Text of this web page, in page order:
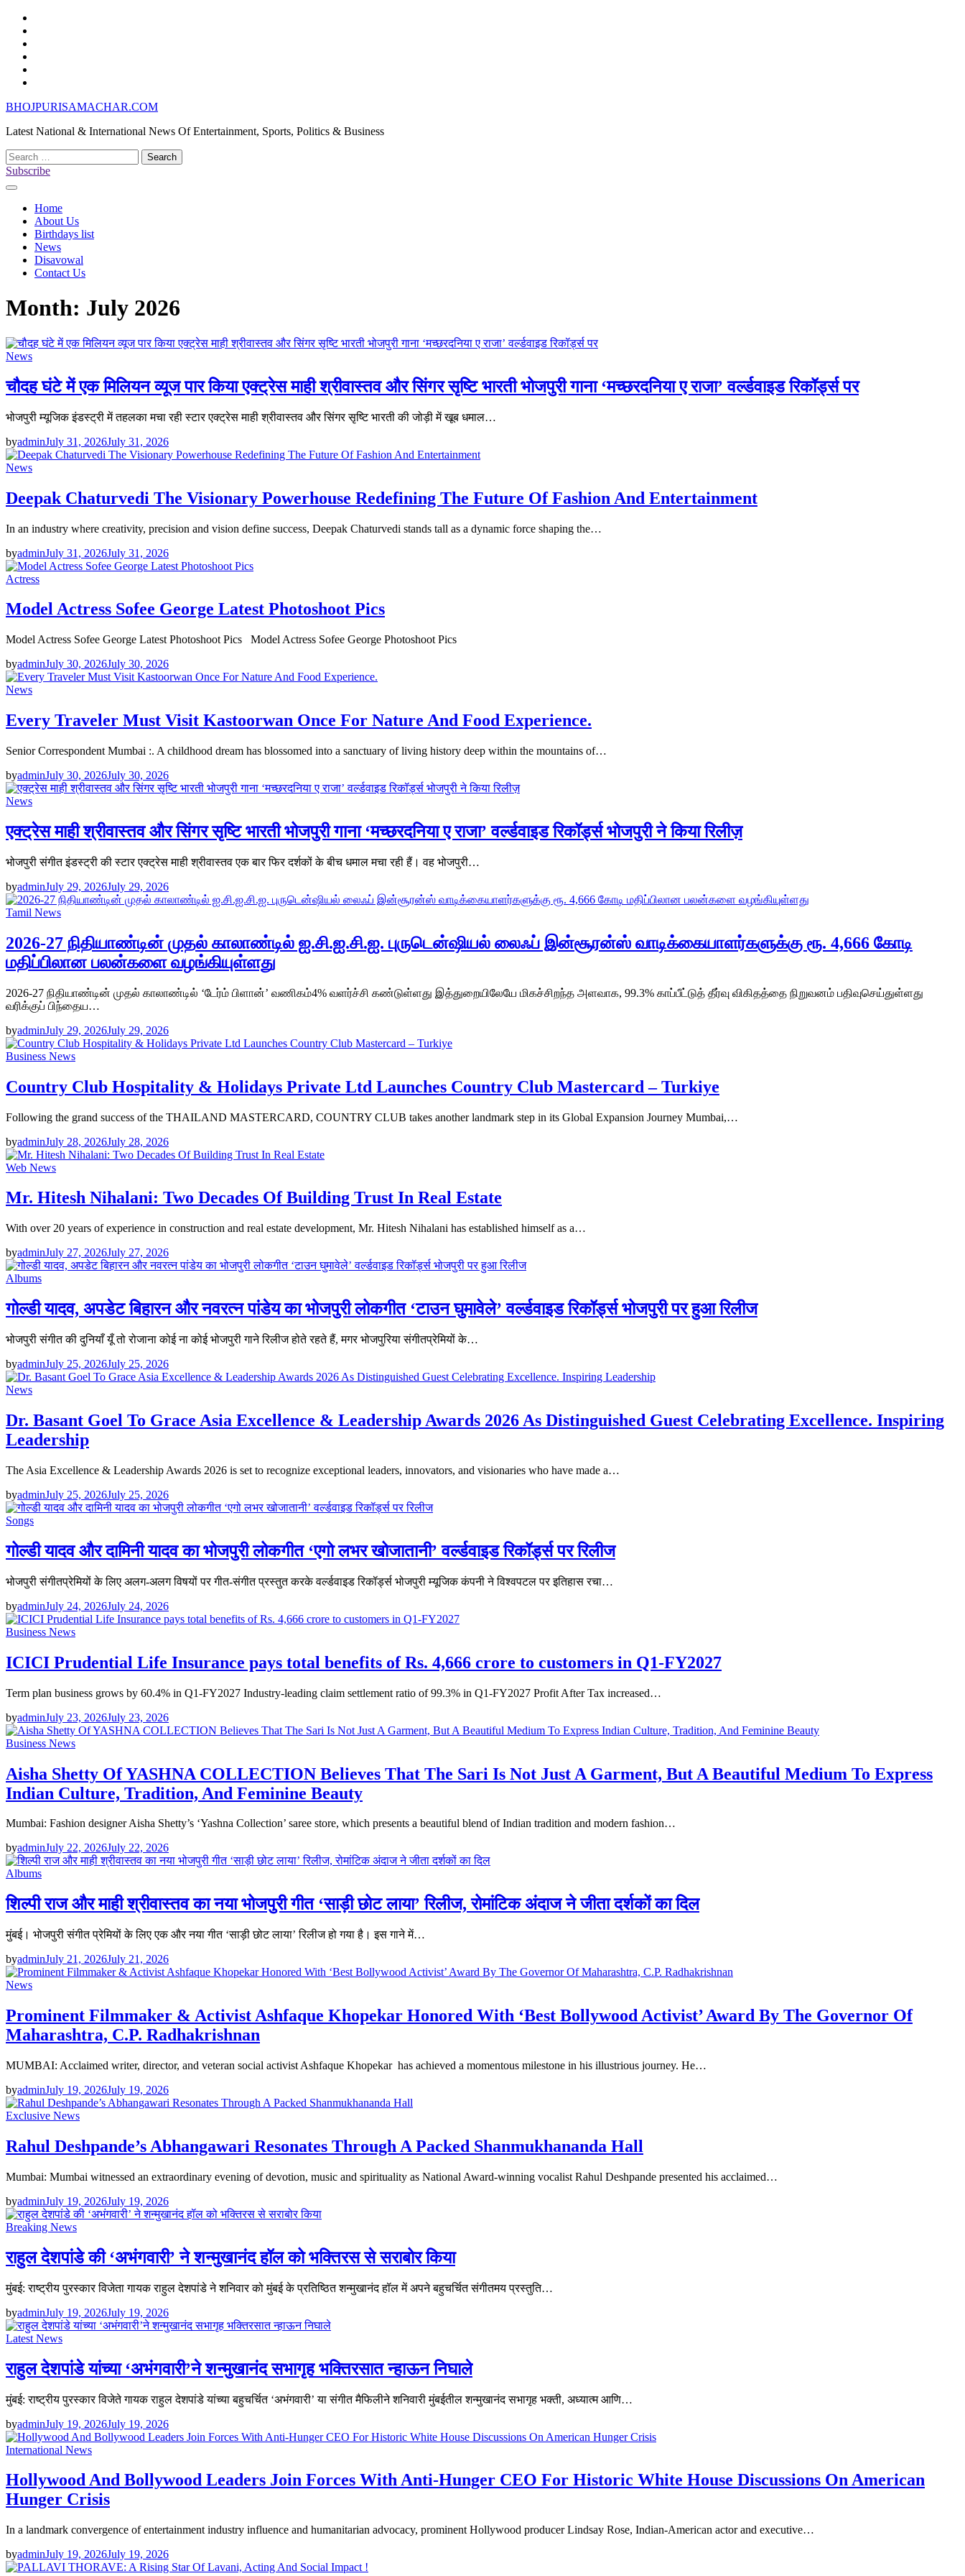
Skip
content
BHOJPURISAMACHAR.COM
Latest National & International News Of Entertainment, Sports, Politics & Business
Search
for:
Subscribe
Home
About Us
Birthdays list
News
Disavowal
Contact Us
Month: July 2026
News
चौदह घंटे में एक मिलियन व्यूज पार किया एक्ट्रेस माही श्रीवास्तव और सिंगर सृष्टि भारती भोजपुरी गाना ‘मच्छरदनिया ए राजा’ वर्ल्डवाइड रिकॉर्ड्स पर
भोजपुरी म्यूजिक इंडस्ट्री में तहलका मचा रही स्टार एक्ट्रेस माही श्रीवास्तव और सिंगर सृष्टि भारती की जोड़ी में खूब धमाल…
byadminJuly 31, 2026July 31, 2026
News
Deepak Chaturvedi The Visionary Powerhouse Redefining The Future Of Fashion And Entertainment
In an industry where creativity, precision and vision define success, Deepak Chaturvedi stands tall as a dynamic force shaping the…
byadminJuly 31, 2026July 31, 2026
Actress
Model Actress Sofee George Latest Photoshoot Pics
Model Actress Sofee George Latest Photoshoot Pics Model Actress Sofee George Photoshoot Pics
byadminJuly 30, 2026July 30, 2026
News
Every Traveler Must Visit Kastoorwan Once For Nature And Food Experience.
Senior Correspondent Mumbai :. A childhood dream has blossomed into a sanctuary of living history deep within the mountains of…
byadminJuly 30, 2026July 30, 2026
News
एक्ट्रेस माही श्रीवास्तव और सिंगर सृष्टि भारती भोजपुरी गाना ‘मच्छरदनिया ए राजा’ वर्ल्डवाइड रिकॉर्ड्स भोजपुरी ने किया रिलीज़
भोजपुरी संगीत इंडस्ट्री की स्टार एक्ट्रेस माही श्रीवास्तव एक बार फिर दर्शकों के बीच धमाल मचा रही हैं। वह भोजपुरी…
byadminJuly 29, 2026July 29, 2026
Tamil News
2026-27 நிதியாண்டின் முதல் காலாண்டில் ஐ.சி.ஐ.சி.ஐ. புருடென்ஷியல் லைஃப் இன்சூரன்ஸ் வாடிக்கையாளர்களுக்கு ரூ. 4,666 கோடி
மதிப்பிலான பலன்களை வழங்கியுள்ளது
2026-27 நிதியாண்டின் முதல் காலாண்டில் ‘டேர்ம் பிளான்’ வணிகம்4% வளர்ச்சி கண்டுள்ளது இத்துறையிலேயே மிகச்சிறந்த அளவாக, 99.3% காப்பீட்டுத் தீர்வு விகிதத்தை நிறுவனம் பதிவுசெய்துள்ளது
வரிக்குப் பிந்தைய…
byadminJuly 29, 2026July 29, 2026
Business News
Country Club Hospitality & Holidays Private Ltd Launches Country Club Mastercard – Turkiye
Following the grand success of the THAILAND MASTERCARD, COUNTRY CLUB takes another landmark step in its Global Expansion Journey Mumbai,…
byadminJuly 28, 2026July 28, 2026
Web News
Mr. Hitesh Nihalani: Two Decades Of Building Trust In Real Estate
With over 20 years of experience in construction and real estate development, Mr. Hitesh Nihalani has established himself as a…
byadminJuly 27, 2026July 27, 2026
Albums
गोल्डी यादव, अपडेट बिहारन और नवरत्न पांडेय का भोजपुरी लोकगीत ‘टाउन घुमावेले’ वर्ल्डवाइड रिकॉर्ड्स भोजपुरी पर हुआ रिलीज
भोजपुरी संगीत की दुनियाँ यूँ तो रोजाना कोई ना कोई भोजपुरी गाने रिलीज होते रहते हैं, मगर भोजपुरिया संगीतप्रेमियों के…
byadminJuly 25, 2026July 25, 2026
News
Dr. Basant Goel To Grace Asia Excellence & Leadership Awards 2026 As Distinguished Guest Celebrating Excellence. Inspiring
Leadership
The Asia Excellence & Leadership Awards 2026 is set to recognize exceptional leaders, innovators, and visionaries who have made a…
byadminJuly 25, 2026July 25, 2026
Songs
गोल्डी यादव और दामिनी यादव का भोजपुरी लोकगीत ‘एगो लभर खोजातानी’ वर्ल्डवाइड रिकॉर्ड्स पर रिलीज
भोजपुरी संगीतप्रेमियों के लिए अलग-अलग विषयों पर गीत-संगीत प्रस्तुत करके वर्ल्डवाइड रिकॉर्ड्स भोजपुरी म्यूजिक कंपनी ने विश्वपटल पर इतिहास रचा…
byadminJuly 24, 2026July 24, 2026
Business News
ICICI Prudential Life Insurance pays total benefits of Rs. 4,666 crore to customers in Q1-FY2027
Term plan business grows by 60.4% in Q1-FY2027 Industry-leading claim settlement ratio of 99.3% in Q1-FY2027 Profit After Tax increased…
byadminJuly 23, 2026July 23, 2026
Business News
Aisha Shetty Of YASHNA COLLECTION Believes That The Sari Is Not Just A Garment, But A Beautiful Medium To Express
Indian Culture, Tradition, And Feminine Beauty
Mumbai: Fashion designer Aisha Shetty’s ‘Yashna Collection’ saree store, which presents a beautiful blend of Indian tradition and modern fashion…
byadminJuly 22, 2026July 22, 2026
Albums
शिल्पी राज और माही श्रीवास्तव का नया भोजपुरी गीत ‘साड़ी छोट लाया’ रिलीज, रोमांटिक अंदाज ने जीता दर्शकों का दिल
मुंबई। भोजपुरी संगीत प्रेमियों के लिए एक और नया गीत ‘साड़ी छोट लाया’ रिलीज हो गया है। इस गाने में…
byadminJuly 21, 2026July 21, 2026
News
Prominent Filmmaker & Activist Ashfaque Khopekar Honored With ‘Best Bollywood Activist’ Award By The Governor Of
Maharashtra, C.P. Radhakrishnan
MUMBAI: Acclaimed writer, director, and veteran social activist Ashfaque Khopekar has achieved a momentous milestone in his illustrious journey. He…
byadminJuly 19, 2026July 19, 2026
Exclusive News
Rahul Deshpande’s Abhangawari Resonates Through A Packed Shanmukhananda Hall
Mumbai: Mumbai witnessed an extraordinary evening of devotion, music and spirituality as National Award-winning vocalist Rahul Deshpande presented his acclaimed…
byadminJuly 19, 2026July 19, 2026
Breaking News
राहुल देशपांडे की ‘अभंगवारी’ ने शन्मुखानंद हॉल को भक्तिरस से सराबोर किया
मुंबई: राष्ट्रीय पुरस्कार विजेता गायक राहुल देशपांडे ने शनिवार को मुंबई के प्रतिष्ठित शन्मुखानंद हॉल में अपने बहुचर्चित संगीतमय प्रस्तुति…
byadminJuly 19, 2026July 19, 2026
Latest News
राहुल देशपांडे यांच्या ‘अभंगवारी’ने शन्मुखानंद सभागृह भक्तिरसात न्हाऊन निघाले
मुंबई: राष्ट्रीय पुरस्कार विजेते गायक राहुल देशपांडे यांच्या बहुचर्चित ‘अभंगवारी’ या संगीत मैफिलीने शनिवारी मुंबईतील शन्मुखानंद सभागृह भक्ती, अध्यात्म आणि…
byadminJuly 19, 2026July 19, 2026
International News
Hollywood And Bollywood Leaders Join Forces With Anti-Hunger CEO For Historic White House Discussions On American
Hunger Crisis
In a landmark convergence of entertainment industry influence and humanitarian advocacy, prominent Hollywood producer Lindsay Rose, Indian-American actor and executive…
byadminJuly 19, 2026July 19, 2026